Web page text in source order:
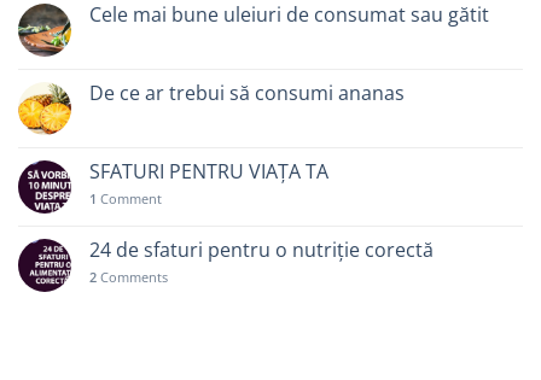
Cele mai bune uleiuri de consumat sau gătit
De ce ar trebui să consumi ananas
SFATURI PENTRU VIAȚA TA
1 Comment
24 de sfaturi pentru o nutriție corectă
2 Comments